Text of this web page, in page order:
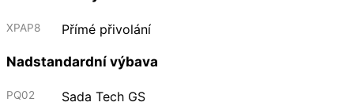
XPAP8 Přímé přivolání
Nadstandardní výbava
PQ02 Sada Tech GS